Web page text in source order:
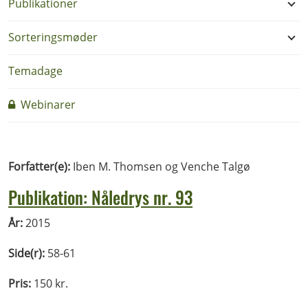
Publikationer
Sorteringsmøder
Temadage
Webinarer
Forfatter(e): Iben M. Thomsen og Venche Talgø
Publikation: Nåledrys nr. 93
År:2015
Side(r): 58-61
Pris: 150 kr.